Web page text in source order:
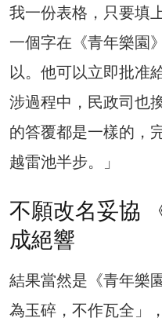
我一份表格，只要填
一個字在《青年樂園
以。他可以立即批准
涉過程中，民政司也
的答覆都是一樣的，
越雷池半步。」
不願改名妥協
成絕響
結果當然是《青年樂
為玉碎，不作瓦全」